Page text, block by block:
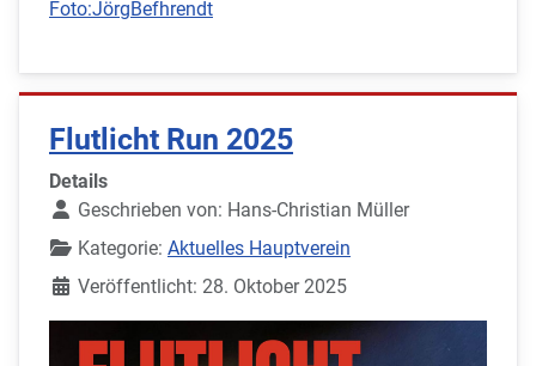
Foto:JörgBefhrendt
Flutlicht Run 2025
Details
Geschrieben von: Hans-Christian Müller
Kategorie: Aktuelles Hauptverein
Veröffentlicht: 28. Oktober 2025